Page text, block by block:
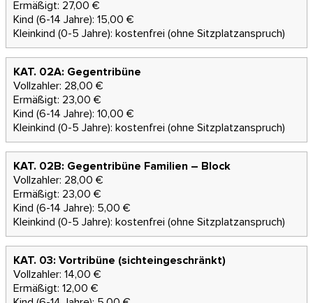
Ermäßigt: 27,00 €
Kind (6-14 Jahre): 15,00 €
Kleinkind (0-5 Jahre): kostenfrei (ohne Sitzplatzanspruch)
KAT. 02A: Gegentribüne
Vollzahler: 28,00 €
Ermäßigt: 23,00 €
Kind (6-14 Jahre): 10,00 €
Kleinkind (0-5 Jahre): kostenfrei (ohne Sitzplatzanspruch)
KAT. 02B: Gegentribüne Familien – Block
Vollzahler: 28,00 €
Ermäßigt: 23,00 €
Kind (6-14 Jahre): 5,00 €
Kleinkind (0-5 Jahre): kostenfrei (ohne Sitzplatzanspruch)
KAT. 03: Vortribüne (sichteingeschränkt)
Vollzahler: 14,00 €
Ermäßigt: 12,00 €